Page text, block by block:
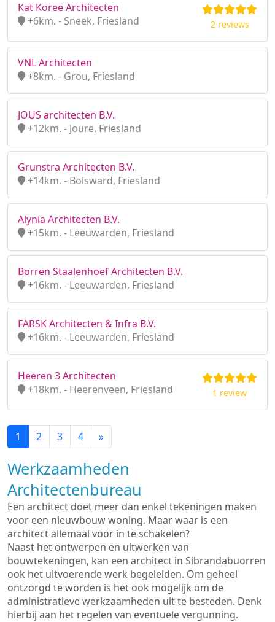
Kat Koree Architecten
+6km. - Sneek, Friesland
2 reviews
VNL Architecten
+8km. - Grou, Friesland
JOUS architecten B.V.
+12km. - Joure, Friesland
Grunstra Architecten B.V.
+14km. - Bolsward, Friesland
Alynia Architecten B.V.
+15km. - Leeuwarden, Friesland
Borren Staalenhoef Architecten B.V.
+16km. - Leeuwarden, Friesland
FARSK Architecten & Infra B.V.
+16km. - Leeuwarden, Friesland
Heeren 3 Architecten
+18km. - Heerenveen, Friesland
1 review
1 2 3 4 »
Werkzaamheden
Architectenbureau
Een architect doet meer dan enkel tekeningen maken
voor een nieuwbouw woning. Maar waar is een
architect allemaal voor in te schakelen?
Naast het ontwerpen en uitwerken van
bouwtekeningen, kan een architect in Sibrandabuorren
ook het uitvoerende werk begeleiden. Om geheel
ontzorgd te worden is het ook mogelijk om de
administratieve werkzaamheden uit te besteden. Denk
hierbij aan het regelen van eventuele vergunning.